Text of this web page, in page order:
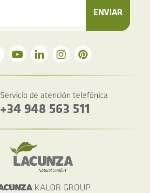
ENVIAR
Servicio de atención telefónica
+34 948 563 511